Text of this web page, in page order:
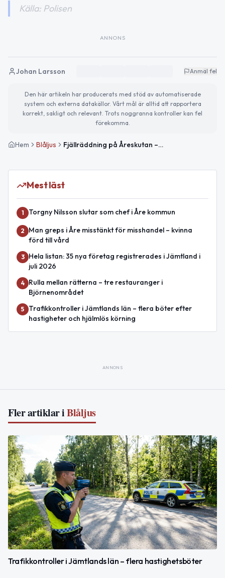
Källa: Polisen
ANNONS
Johan Larsson Anmäl fel
Den här artikeln har producerats med stöd av automatiserade
system och externa datakällor. Vårt mål är alltid att rapportera
korrekt, sakligt och relevant. Trots noggranna kontroller kan fel
förekomma.
Hem Blåljus Fjällräddning på Åreskutan – två män gick fel
Mest läst
1 Torgny Nilsson slutar som chef i Åre kommun
2
Man greps i Åre misstänkt för misshandel – kvinna
förd till vård
3
Hela listan: 35 nya företag registrerades i Jämtland i
juli 2026
4
Rulla mellan rätterna – tre restauranger i
Björnenområdet
5
Trafikkontroller i Jämtlands län – flera böter efter
hastigheter och hjälmlös körning
ANNONS
Fler artiklar iBlåljus
Trafikkontroller i Jämtlands län – flera hastighetsböter